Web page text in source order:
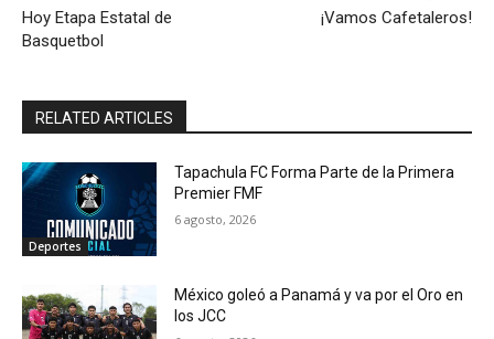
Hoy Etapa Estatal de
Basquetbol
¡Vamos Cafetaleros!
RELATED ARTICLES
Deportes
Tapachula FC Forma Parte de la Primera
Premier FMF
6 agosto, 2026
México goleó a Panamá y va por el Oro en
los JCC